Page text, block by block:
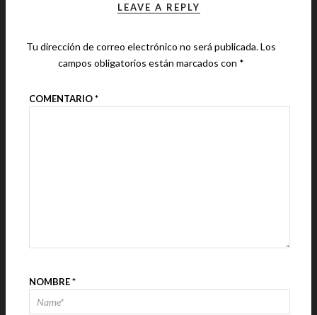
LEAVE A REPLY
Tu dirección de correo electrónico no será publicada.Los
campos obligatorios están marcados con *
COMENTARIO*
NOMBRE*